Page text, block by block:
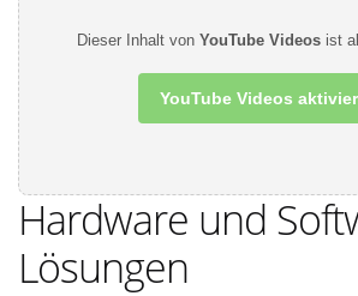
Dieser Inhalt von YouTube Videos ist
YouTube Videos
Hardware und
Lösungen